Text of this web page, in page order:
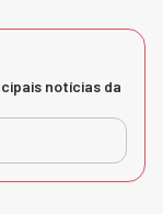
notícias da